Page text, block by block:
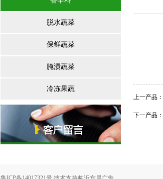
脱水蔬菜
保鲜蔬菜
腌渍蔬菜
冷冻果蔬
上一产品：
下一产品：